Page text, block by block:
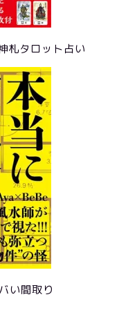
札タロット占い
い間取り